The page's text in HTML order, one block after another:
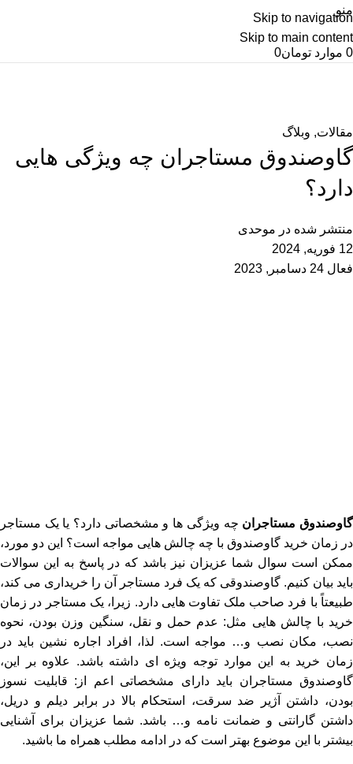
Skip to navigation
Skip to main content
منو
0 موارد تومان0
مقالات, وبلاگ
گاوصندوق مستاجران چه ویژگی هایی
دارد؟
منتشر شده در موحدی
12 فوریه, 2024
فعال 24 دسامبر, 2023
گاوصندوق مستاجران چه ویژگی ‌ها و مشخصاتی دارد؟ یا یک مستاجر
در زمان خرید گاوصندوق با چه چالش ‌هایی مواجه است؟ این دو مورد،
ممکن است سوال شما عزیزان نیز باشد که در پاسخ به این سوالات
باید بیان کنیم. گاوصندوقی که یک فرد مستاجر آن را خریداری می ‌کند،
طبیعتاً با فرد صاحب ملک تفاوت‌ هایی دارد. زیرا، یک مستاجر در زمان
خرید با چالش‌ هایی مثل: عدم حمل و نقل، سنگین وزن بودن، نحوه
نصب، مکان نصب و… مواجه است. لذا، افراد اجاره نشین باید در
زمان خرید به این موارد توجه ویژه ‌ای داشته باشد. علاوه بر این،
گاوصندوق مستاجران باید دارای مشخصاتی اعم از: قابلیت نسوز
بودن، داشتن آژیر ضد سرقت، استحکام بالا در برابر دیلم و دریل،
داشتن گارانتی و ضمانت‌ نامه و… باشد. شما عزیزان برای آشنایی
بیشتر با این موضوع بهتر است که در ادامه مطلب همراه ما باشید.